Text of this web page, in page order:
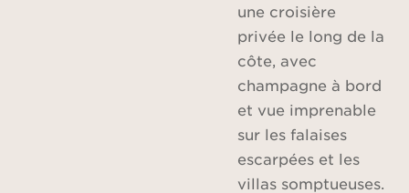
une croisière
privée le long de la
côte, avec
champagne à bord
et vue imprenable
sur les falaises
escarpées et les
villas somptueuses.